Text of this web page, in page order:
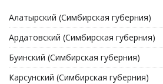
Алатырский (Симбирская губерния)
Ардатовский (Симбирская губерния)
Буинский (Симбирская губерния)
Карсунский (Симбирская губерния)